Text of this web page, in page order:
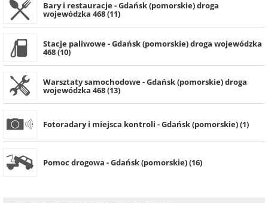
Bary i restauracje - Gdańsk (pomorskie) droga
wojewódzka 468 (11)
Stacje paliwowe - Gdańsk (pomorskie) droga wojewódzka
468 (10)
Warsztaty samochodowe - Gdańsk (pomorskie) droga
wojewódzka 468 (13)
Fotoradary i miejsca kontroli - Gdańsk (pomorskie) (1)
Pomoc drogowa - Gdańsk (pomorskie) (16)